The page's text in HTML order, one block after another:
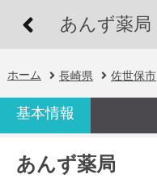
あんず薬局
ホーム 長崎県 佐世保市
基本情報
あんず薬局